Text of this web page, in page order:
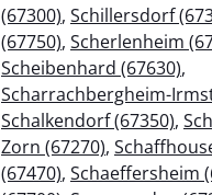
(67300), Schillersdorf
(67750), Scherlenheim
Scheibenhard (67630),
Scharrachbergheim-
Schalkendorf (67350),
Zorn (67270),
(67470), Schaeffersheim